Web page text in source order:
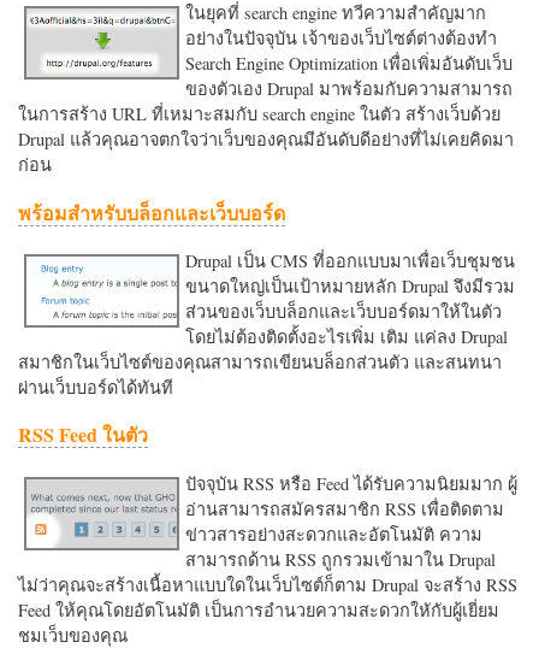
ในยุคที่ search engine ทวีความสำคัญมาก
อย่างในปัจจุบัน เจ้าของเว็บไซต์ต่างต้องทำ
Search Engine Optimization เพื่อเพิ่มอันดับเว็บ
ของตัวเอง Drupal มาพร้อมกับความสามารถ
ในการสร้าง URL ที่เหมาะสมกับ search engine ในตัว สร้างเว็บด้วย
Drupal แล้วคุณอาจตกใจว่าเว็บของคุณมีอันดับดีอย่างที่ไม่เคยคิดมา
ก่อน
พร้อมสำหรับบล็อกและเว็บบอร์ด
Drupal เป็น CMS ที่ออกแบบมาเพื่อเว็บชุมชน
ขนาดใหญ่เป็นเป้าหมายหลัก Drupal จึงมีรวม
ส่วนของเว็บบล็อกและเว็บบอร์ดมาให้ในตัว
โดยไม่ต้องติดตั้งอะไรเพิ่ม เติม แค่ลง Drupal
สมาชิกในเว็บไซต์ของคุณสามารถเขียนบล็อกส่วนตัว และสนทนา
ผ่านเว็บบอร์ดได้ทันที
RSS Feed ในตัว
ปัจจุบัน RSS หรือ Feed ได้รับความนิยมมาก ผู้
อ่านสามารถสมัครสมาชิก RSS เพื่อติดตาม
ข่าวสารอย่างสะดวกและอัตโนมัติ ความ
สามารถด้าน RSS ถูกรวมเข้ามาใน Drupal
ไม่ว่าคุณจะสร้างเนื้อหาแบบใดในเว็บไซต์ก็ตาม Drupal จะสร้าง RSS
Feed ให้คุณโดยอัตโนมัติ เป็นการอำนวยความสะดวกใหักับผู้เยี่ยม
ชมเว็บของคุณ